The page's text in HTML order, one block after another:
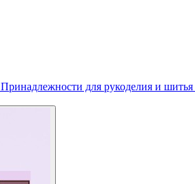
Принадлежности для рукоделия и шитья